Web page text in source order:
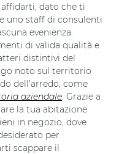
dato che ti
uno staff di consulenti
evenienza.
di valida qualità e
distintivi del
noto sul territorio
dell'arredo, come
aziendale. Grazie a
la tua abitazione
in negozio, dove
per
scappare il